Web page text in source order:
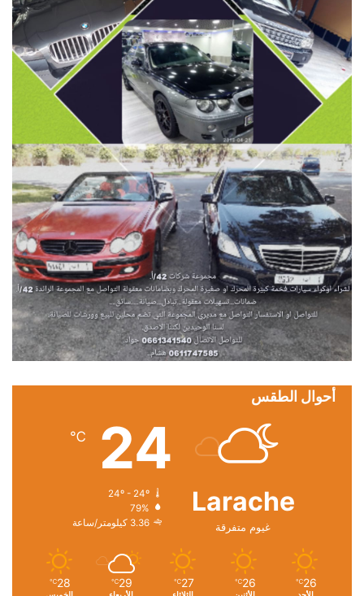
أحوال الطقس
Larache
غيوم متفرقة
24
℃
24º - 24º
79%
3.36 كيلومتر/ساعة
26
℃
26
℃
27
℃
29
℃
28
℃